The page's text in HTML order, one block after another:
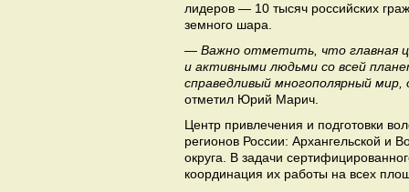
лидеров — 10 тысяч российских
земного шара.
— Важно отметить, что главная
и активными людьми со всей
справедливый многополярный
отметил Юрий Марич.
Центр привлечения и подготовки
регионов России: Архангельской и
округа. В задачи
координация их работы на всех